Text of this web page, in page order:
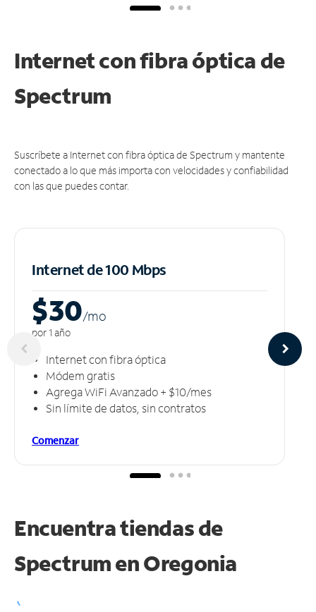
Internet con fibra óptica de
Spectrum
Suscríbete a Internet con fibra óptica de Spectrum y mantente
conectado a lo que más importa con velocidades y confiabilidad
con las que puedes contar.
Internet de 100 Mbps
$30/mo
por 1 año
Internet con fibra óptica
Módem gratis
Agrega WiFi Avanzado + $10/mes
Sin límite de datos, sin contratos
Comenzar
Encuentra tiendas de
Spectrum enOregonia